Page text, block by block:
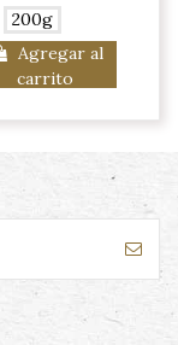
200g
Agregar al
carrito